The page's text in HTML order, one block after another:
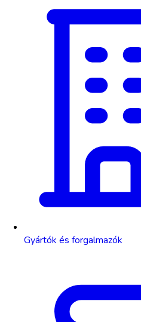
Gyártók és forgalmazók